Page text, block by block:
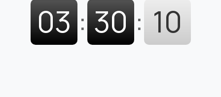
03 : 30 : 11